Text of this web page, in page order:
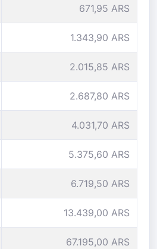
671,95 ARS
1.343,90 ARS
2.015,85 ARS
2.687,80 ARS
4.031,70 ARS
5.375,60 ARS
6.719,50 ARS
13.439,00 ARS
67.195,00 ARS